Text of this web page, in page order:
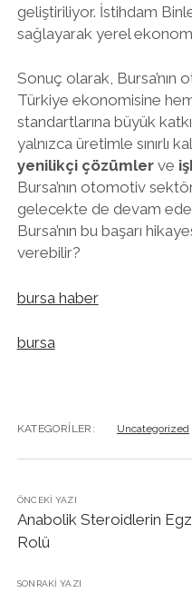
geliştiriliyor. İstihdam
sağlayarak yerel
Sonuç olarak,
Türkiye ekonomisine
standartlarına büyük
yalnızca üretimle sınırlı
yenilikçi çözümlerve
Bursa’nın otomotiv
gelecekte de devam
Bursa’nın bu başarı
verebilir?
bursa haber
bursa
KATEGORILER: Uncategorized
ÖNCEKI YAZI
Anabolik Steroidlerin
Rolü
SONRAKI YAZI